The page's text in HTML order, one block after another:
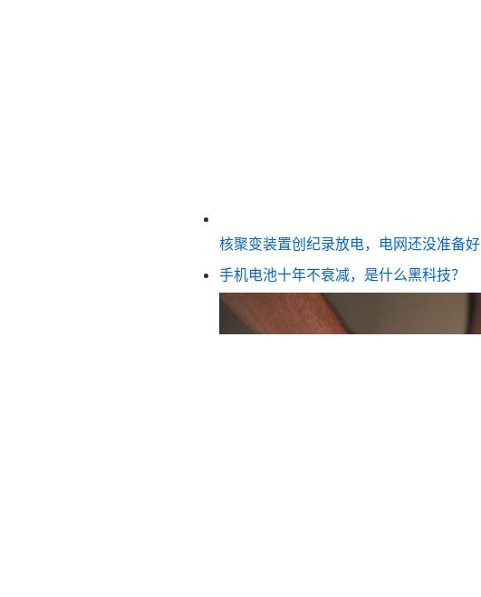
核聚变装置创纪录放电，电网还没准备好
手机电池十年不衰减，是什么黑科技？